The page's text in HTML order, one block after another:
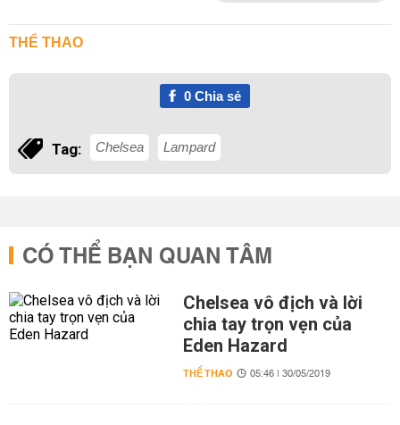
THỂ THAO
0Chia sẻ
Tag: Chelsea Lampard
CÓ THỂ BẠN QUAN TÂM
Chelsea vô địch và lời
chia tay trọn vẹn của
Eden Hazard
THỂ THAO 05:46 | 30/05/2019